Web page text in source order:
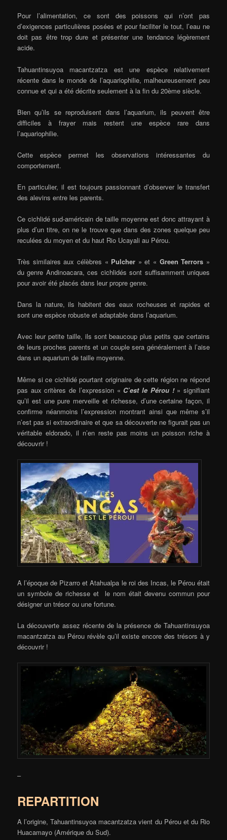
Pour l’alimentation, ce sont des poissons qui n’ont pas
d’exigences particulières posées et pour faciliter le tout, l’eau ne
doit pas être trop dure et présenter une tendance légèrement
acide.
Tahuantinsuyoa macantzatza est une espèce relativement
récente dans le monde de l’aquariophilie, malheureusement peu
connue et qui a été décrite seulement à la fin du 20ème siècle.
Bien qu’ils se reproduisent dans l’aquarium, ils peuvent être
difficiles à frayer mais restent une espèce rare dans
l’aquariophilie.
Cette espèce permet les observations intéressantes du
comportement.
En particulier, il est toujours passionnant d’observer le transfert
des alevins entre les parents.
Ce cichlidé sud-américain de taille moyenne est donc attrayant à
plus d’un titre, on ne le trouve que dans des zones quelque peu
reculées du moyen et du haut Rio Ucayali au Pérou.
Très similaires aux célèbres « Pulcher » et « Green Terrors »
du genre Andinoacara, ces cichlidés sont suffisamment uniques
pour avoir été placés dans leur propre genre.
Dans la nature, ils habitent des eaux rocheuses et rapides et
sont une espèce robuste et adaptable dans l’aquarium.
Avec leur petite taille, ils sont beaucoup plus petits que certains
de leurs proches parents et un couple sera généralement à l’aise
dans un aquarium de taille moyenne.
Même si ce cichlidé pourtant originaire de cette région ne répond
pas aux critères de l’expression « C’est le Pérou !» signifiant
qu’il est une pure merveille et richesse, d’une certaine façon, il
confirme néanmoins l’expression montrant ainsi que même s’il
n’est pas si extraordinaire et que sa découverte ne figurait pas un
véritable eldorado, il n’en reste pas moins un poisson riche à
découvrir !
A l’époque de Pizarro et Atahualpa le roi des Incas, le Pérou était
un symbole de richesse et le nom était devenu commun pour
désigner un trésor ou une fortune.
La découverte assez récente de la présence de Tahuantinsuyoa
macantzatza au Pérou révèle qu’il existe encore des trésors à y
découvrir !
–
REPARTITION
A l’origine, Tahuantinsuyoa macantzatza vient du Pérou et du Rio
Huacamayo (Amérique du Sud).